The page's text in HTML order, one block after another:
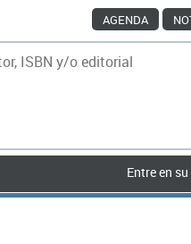
AGENDA
Entre en